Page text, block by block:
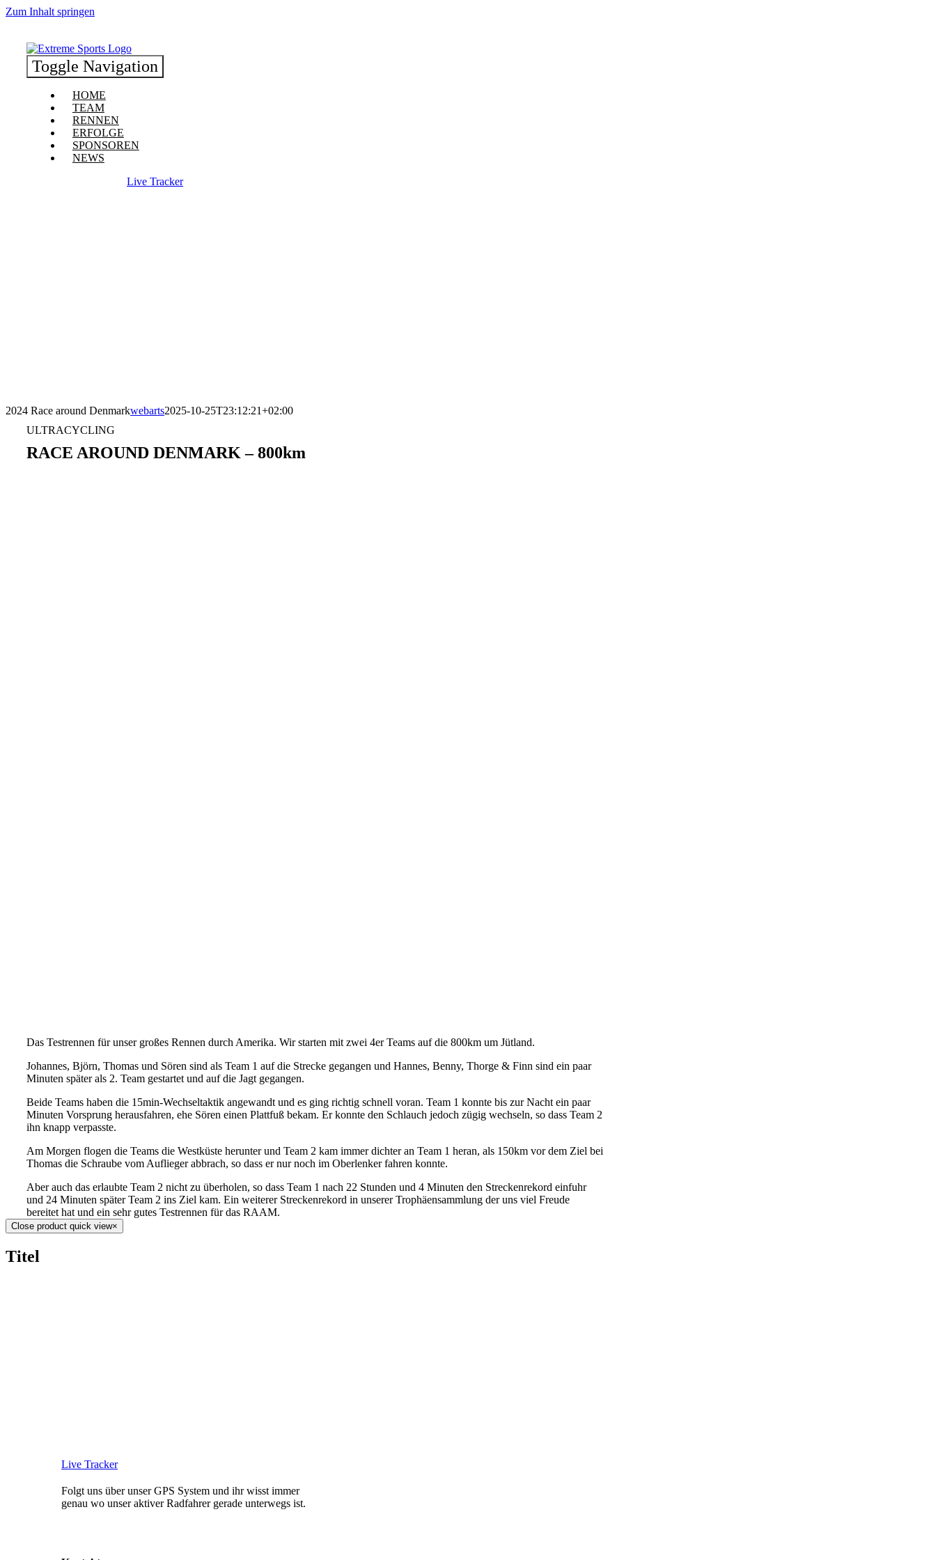
Zum Inhalt springen
Toggle Navigation
HOME
TEAM
RENNEN
ERFOLGE
SPONSOREN
NEWS
Live Tracker
2024 Race around Denmarkwebarts2025-10-25T23:12:21+02:00
ULTRACYCLING
RACE AROUND DENMARK – 800km
Das Testrennen für unser großes Rennen durch Amerika. Wir starten mit zwei 4er Teams auf die 800km um Jütland.
Johannes, Björn, Thomas und Sören sind als Team 1 auf die Strecke gegangen und Hannes, Benny, Thorge & Finn sind ein paar
Minuten später als 2. Team gestartet und auf die Jagt gegangen.
Beide Teams haben die 15min-Wechseltaktik angewandt und es ging richtig schnell voran. Team 1 konnte bis zur Nacht ein paar
Minuten Vorsprung herausfahren, ehe Sören einen Plattfuß bekam. Er konnte den Schlauch jedoch zügig wechseln, so dass Team 2
ihn knapp verpasste.
Am Morgen flogen die Teams die Westküste herunter und Team 2 kam immer dichter an Team 1 heran, als 150km vor dem Ziel bei
Thomas die Schraube vom Auflieger abbrach, so dass er nur noch im Oberlenker fahren konnte.
Aber auch das erlaubte Team 2 nicht zu überholen, so dass Team 1 nach 22 Stunden und 4 Minuten den Streckenrekord einfuhr
und 24 Minuten später Team 2 ins Ziel kam. Ein weiterer Streckenrekord in unserer Trophäensammlung der uns viel Freude
bereitet hat und ein sehr gutes Testrennen für das RAAM.
Close product quick view×
Titel
Live Tracker
Folgt uns über unser GPS System und ihr wisst immer
genau wo unser aktiver Radfahrer gerade unterwegs ist.